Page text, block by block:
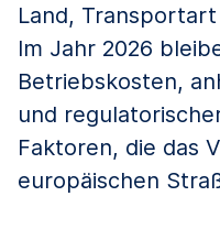
Land,
Im Jahr 2026
Betriebskosten,
und
Faktoren, die das
europäischen